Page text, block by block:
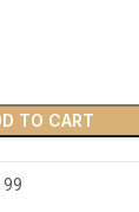
TO CART